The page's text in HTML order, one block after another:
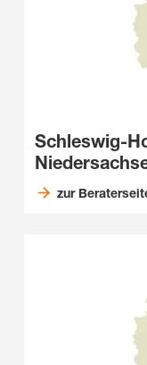
Schleswig-
zur